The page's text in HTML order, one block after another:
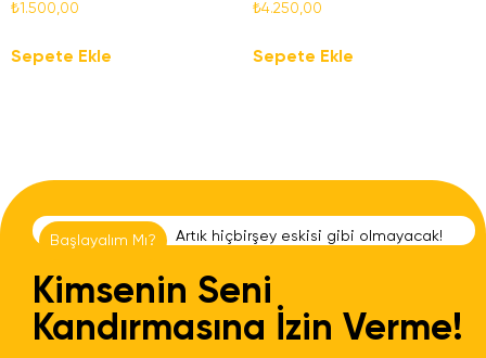
₺1.500,00
Sepete Ekle
₺4.250,00
Sepete Ekle
Başlayalım Mı? Artı k hiçbirşey es kisi gi bi o mayaca k!
Kimsenin Seni
Kandırmasına İzin Verme!